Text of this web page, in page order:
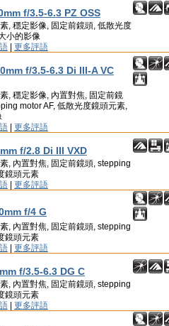
f/3.5-6.3 PZ OSS
, 穩定影像, 固定前鏡頭, 低散光度
小的影像
更多評語
f/3.5-6.3 Di III-A VC
, 穩定影像, 內置對焦, 固定前鏡
motor AF, 低散光度鏡頭元素,
更多評語
f/2.8 Di III VXD
, 內置對焦, 固定前鏡頭, stepping
鏡頭元素
更多評語
f/4 G
, 內置對焦, 固定前鏡頭, stepping
鏡頭元素
更多評語
f/3.5-6.3 DG C
, 內置對焦, 固定前鏡頭, stepping
鏡頭元素
更多評語